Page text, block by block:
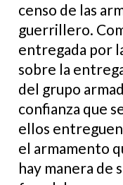
censo de las
guerrillero.
entregada por
sobre la
del grupo
confianza que
ellos
el armamento
hay manera de